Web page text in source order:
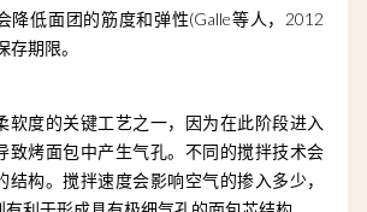
降低面团的筋度和弹性(Galle等人，2012
期限。
软度的关键工艺之一，因为在此阶段进入
致烤面包中产生气孔。不同的搅拌技术会
结构。搅拌速度会影响空气的掺入多少，